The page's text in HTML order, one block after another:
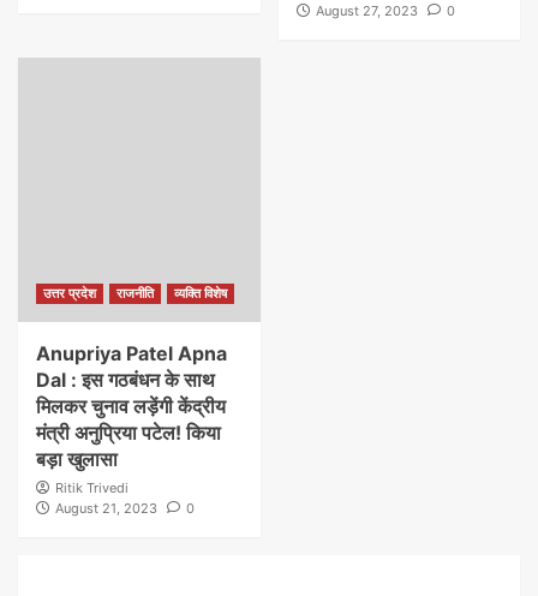
August 27, 2023
0
उत्तर प्रदेश राजनीति व्यक्ति विशेष
Anupriya Patel Apna
Dal : इस गठबंधन के साथ
मिलकर चुनाव लड़ेंगी केंद्रीय
मंत्री अनुप्रिया पटेल! किया
बड़ा खुलासा
Ritik Trivedi
August 21, 2023
0